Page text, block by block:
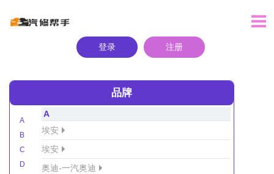
登录 注册
品牌
A
B
C
D
A
埃安
埃安
奥迪-一汽奥迪